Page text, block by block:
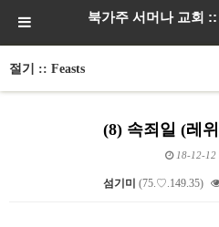
북가주 서머나 교회
절기 :: Feasts
(8) 속죄일 (레
18-12-12
섬기미 (75.♡.149.35)